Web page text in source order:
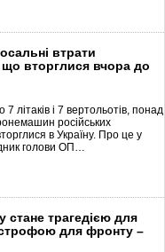
втрати
що вторглися вчора до
літаків і 7 вертольотів, понад
російських
в Україну. Про це у
голови ОП…
стане трагедією для
для фронту –